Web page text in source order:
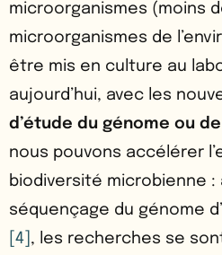
microorganismes (moins
microorganismes de
être mis en culture au
aujourd’hui, avec les
d’étude du génome ou
nous pouvons accélérer
biodiversité microbienne :
séquençage du génome
[4] , les recherches se